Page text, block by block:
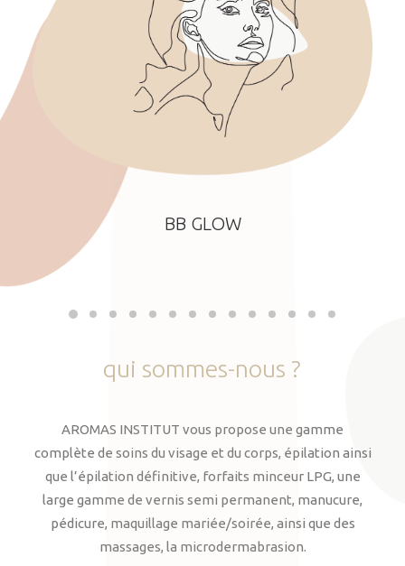
BB GLOW
qui sommes-nous ?
AROMAS INSTITUT vous propose une gamme
complète de soins du visage et du corps, épilation ainsi
que l’épilation définitive, forfaits minceur LPG, une
large gamme de vernis semi permanent, manucure,
pédicure, maquillage mariée/soirée, ainsi que des
massages, la microdermabrasion.